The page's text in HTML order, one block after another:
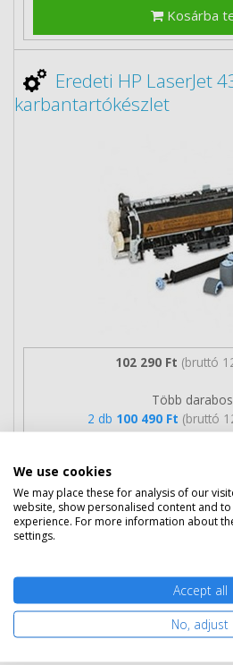
Kosárba
Eredeti HP LaserJet
karbantartókészlet
102 290 Ft (bruttó
Több
2 db 100 490 Ft (bruttó
3 db-tól98 690 Ft (bruttó
Rendelésre
Ingyenes
Nem
We use cookies
We may place these for analysis of our
website, show personalised content and
experience. For more information about
settings.
Accept all
No, adjust